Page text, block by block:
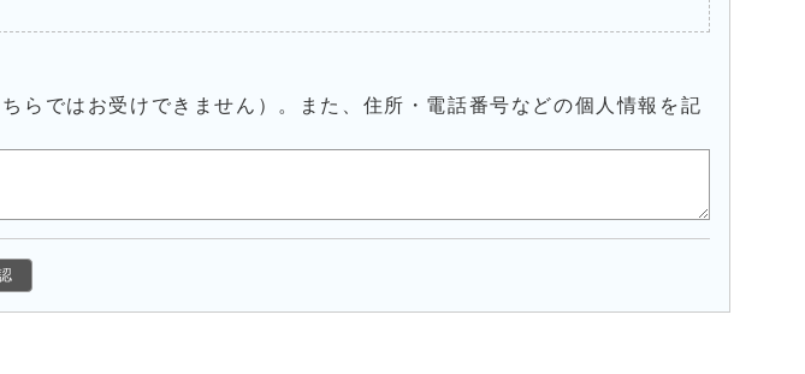
らではお受けできません）。また、住所・電話番号などの個人情報を記